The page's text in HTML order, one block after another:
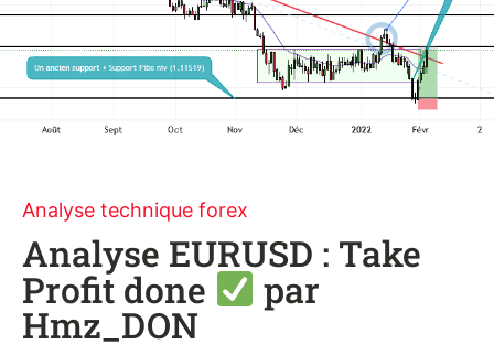
Analyse technique forex
Analyse EURUSD : Take
Profit done par
Hmz_DON